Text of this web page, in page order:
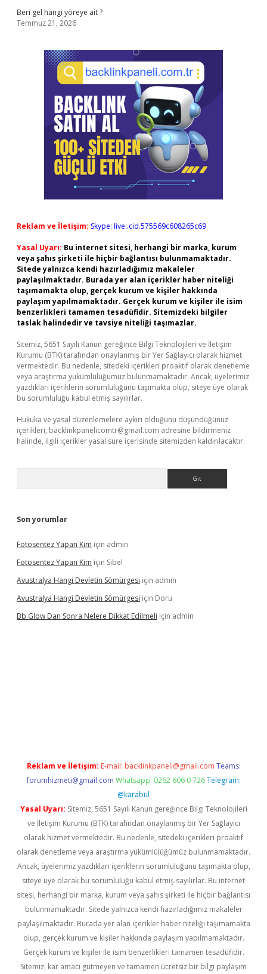
Beri gel hangi yöreye ait ?
Temmuz 21, 2026
Reklam ve İletişim: Skype: live:.cid.575569c608265c69
Yasal Uyarı: Bu internet sitesi, herhangi bir marka, kurum
veya şahıs şirketi ile hiçbir bağlantısı bulunmamaktadır.
Sitede yalnızca kendi hazırladığımız makaleler
paylaşılmaktadır. Burada yer alan içerikler haber niteliği
taşımamakta olup, gerçek kurum ve kişiler hakkında
paylaşım yapılmamaktadır. Gerçek kurum ve kişiler ile isim
benzerlikleri tamamen tesadüfidir. Sitemizdeki bilgiler
taslak halindedir ve tavsiye niteliği taşımazlar.
Sitemiz, 5651 Sayılı Kanun gereğince Bilgi Teknolojileri ve İletişim
Kurumu (BTK) tarafından onaylanmış bir Yer Sağlayıcı olarak hizmet
vermektedir. Bu nedenle, sitedeki içerikleri proaktif olarak denetleme
veya araştırma yükümlülüğümüz bulunmamaktadır. Ancak, üyelerimiz
yazdıkları içeriklerin sorumluluğunu taşımakta olup, siteye üye olarak
bu sorumluluğu kabul etmiş sayılırlar.
Hukuka ve yasal düzenlemelere aykırı olduğunu düşündüğünüz
içerikleri, backlinkpanelicomtr@gmail.com adresine bildirmeniz
halinde, ilgili içerikler yasal süre içerisinde sitemizden kaldırılacaktır.
Son yorumlar
Fotosentez Yapan Kim için admin
Fotosentez Yapan Kim için Sibel
Avustralya Hangi Devletin Sömürgesi için admin
Avustralya Hangi Devletin Sömürgesi için Doru
Bb Glow Dan Sonra Nelere Dikkat Edilmeli için admin
Reklam ve İletişim: E-mail: backlinkpaneli@gmail.com Teams:
forumhizmeti@gmail.com Whatsapp: 0262 606 0 726 Telegram:
@karabul
Yasal Uyarı: Sitemiz, 5651 Sayılı Kanun gereğince Bilgi Teknolojileri
ve İletişim Kurumu (BTK) tarafından onaylanmış bir Yer Sağlayıcı
olarak hizmet vermektedir. Bu nedenle, sitedeki içerikleri proaktif
olarak denetleme veya araştırma yükümlülüğümüz bulunmamaktadır.
Ancak, üyelerimiz yazdıkları içeriklerin sorumluluğunu taşımakta olup,
siteye üye olarak bu sorumluluğu kabul etmiş sayılırlar. Bu internet
sitesi, herhangi bir marka, kurum veya şahıs şirketi ile hiçbir bağlantısı
bulunmamaktadır. Sitede yalnızca kendi hazırladığımız makaleler
paylaşılmaktadır. Burada yer alan içerikler haber niteliği taşımamakta
olup, gerçek kurum ve kişiler hakkında paylaşım yapılmamaktadır.
Gerçek kurum ve kişiler ile isim benzerlikleri tamamen tesadüfidir.
Sitemiz, kar amacı gütmeyen ve tamamen ücretsiz bir bilgi paylaşım